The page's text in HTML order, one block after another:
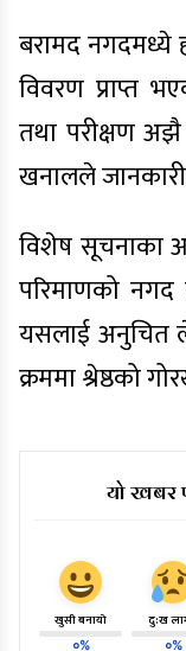
बरामद नगदमध्ये
विवरण प्राप्त
तथा परीक्षण
खनालले जानकारी
विशेष सूचनाका
परिमाणको नगद
यसलाई अनुचित
क्रममा श्रेष्ठको
यो खबर
खुसी बनायो
०%
दु:ख
०%